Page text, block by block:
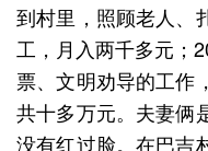
到村里，照顾老人、
工，月入两千多元；
票、文明劝导的工作
共十多万元。夫妻俩
没有红过脸。在巴吉